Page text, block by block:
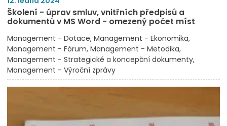
Školení - úprav smluv, vnitřních předpisů a
dokumentů v MS Word - omezený počet míst
Management - Dotace Management - Ekonomika
Management - Fórum Management - Metodika
Management - Strategické a koncepční dokumenty
Management - Výroční zprávy